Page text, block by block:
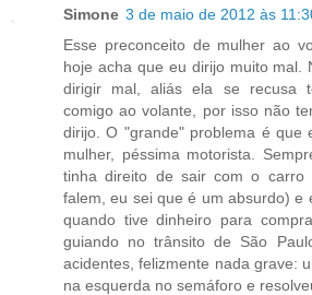
Simone 3 de maio de 2012 às
Esse preconceito de mulher ao
hoje acha que eu dirijo muito mal.
dirigir mal, aliás ela se recusa
comigo ao volante, por isso não
dirijo. O "grande" problema é que
mulher, péssima motorista.
tinha direito de sair com o carro
falem, eu sei que é um absurdo) e
quando tive dinheiro para
guiando no trânsito de São
acidentes, felizmente nada grave:
na esquerda no semáforo e